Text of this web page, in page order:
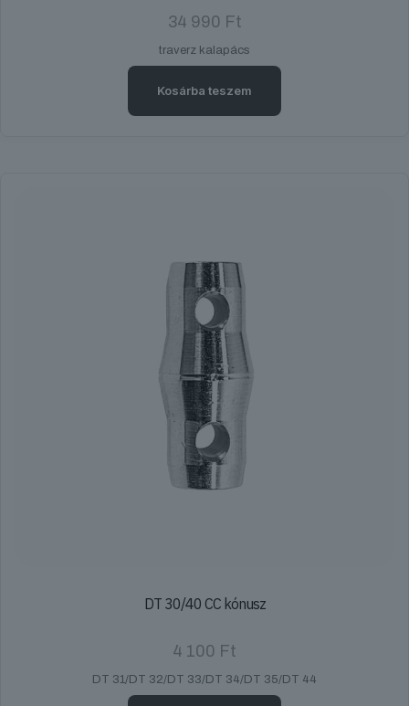
34 990 Ft
traverz kalapács
Kosárba teszem
DT 30/40 CC kónusz
4 100 Ft
DT 31/DT 32/DT 33/DT 34/DT 35/DT 44